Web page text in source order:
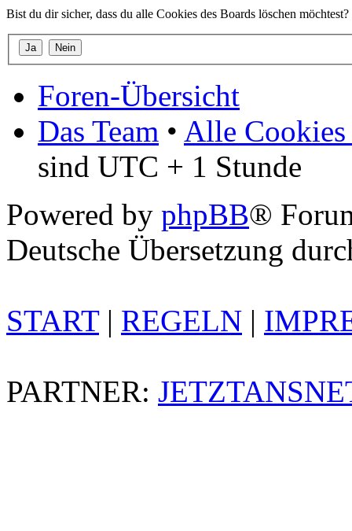
Bist du dir sicher, dass du alle Cookies des Boards löschen möchtest?
Foren-Übersicht
Das Team • Alle Cookies
sind UTC + 1 Stunde
Powered by phpBB®
Deutsche Übersetzung
START| REGELN |
PARTNER: